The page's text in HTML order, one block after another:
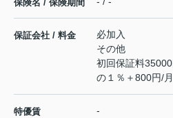
保険名 / 保険期間
保証会社 / 料金
必加入
その他
初回保証料
の１％＋800円/月
特優賃 -